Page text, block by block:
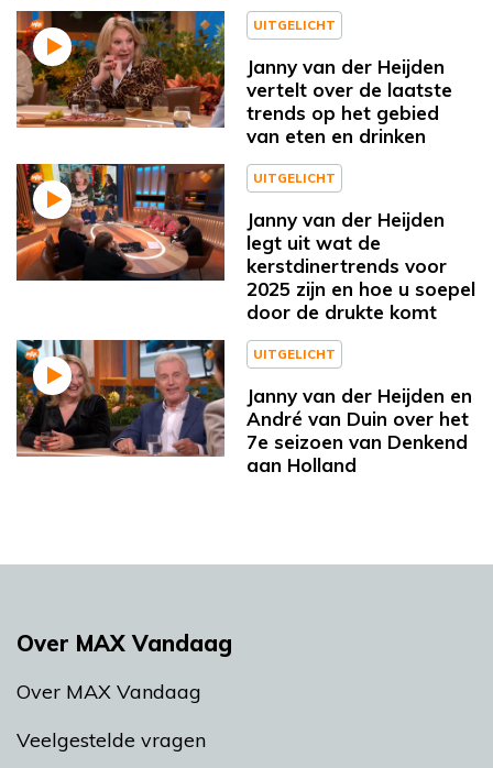
UITGELICHT
Janny van der Heijden
vertelt over de laatste
trends op het gebied
van eten en drinken
UITGELICHT
Janny van der Heijden
legt uit wat de
kerstdinertrends voor
2025 zijn en hoe u soepel
door de drukte komt
UITGELICHT
Janny van der Heijden en
André van Duin over het
7e seizoen van Denkend
aan Holland
Over MAX Vandaag
Over MAX Vandaag
Veelgestelde vragen